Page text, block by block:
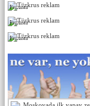
Реклама
Реклама
Реклама